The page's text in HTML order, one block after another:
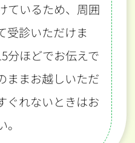
ているため、周囲
受診いただけま
分ほどでお伝えで
ままお越しいただ
ぐれないときはお